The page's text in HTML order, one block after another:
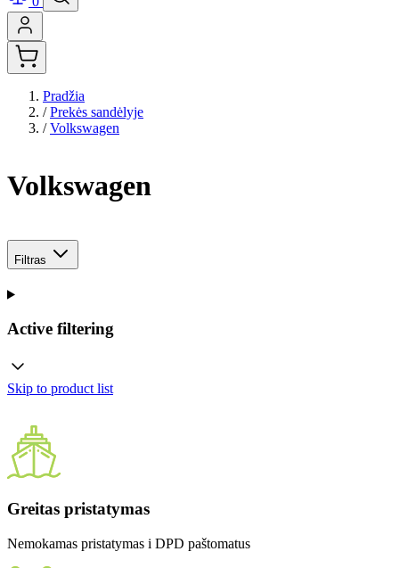
Pradžia
/ Prekės sandėlyje
/ Volkswagen
Volkswagen
Filtras
Active filtering
Skip to product list
Greitas pristatymas
Nemokamas pristatymas i DPD paštomatus